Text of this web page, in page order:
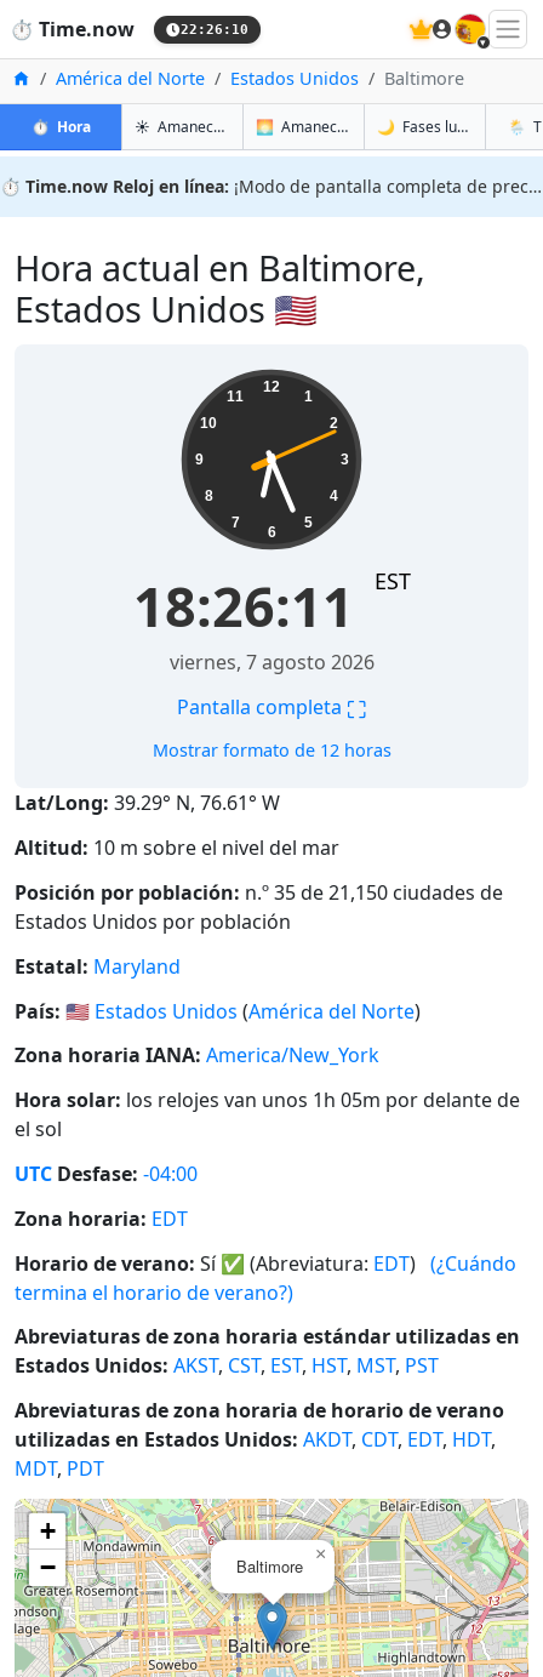
⏱️ Time.now 22:26:11 🇪🇸
InicioAmérica del Norte Estados Unidos Baltimore
⏱️ Horaen Baltimore
☀️ Amanecer y atardecer en Baltimore
🌅 Amanecer y atardecer mañana en
🌙 Fases lunares en
🌦️
⏱️ Time.now Reloj en línea: ¡Modo de pantalla completa de precisión!
Hora actual en Baltimore,
Estados Unidos 🇺🇸
12
1
2
3
4
5
6
7
8
9
10
11
18:26:12 EST
viernes, 7 agosto 2026
Pantalla completa ⛶
Mostrar formato de 12 horas
Lat/Long: 39.29° N, 76.61° W
Altitud: 10 m sobre el nivel del mar
Posición por población: n.º 35 de 21,150 ciudades de
Estados Unidos por población
Estatal: Maryland
País: 🇺🇸 Estados Unidos (América del Norte)
Zona horaria IANA: America/New_York
Hora solar: los relojes van unos 1h 05m por delante de
el sol
UTC Desfase: -04:00
Zona horaria: EDT
Horario de verano: Sí✅ (Abreviatura: EDT) (¿Cuándo
termina el horario de verano?)
Abreviaturas de zona horaria estándar utilizadas en
Estados Unidos: AKST, CST, EST, HST, MST, PST
Abreviaturas de zona horaria de horario de verano
utilizadas en Estados Unidos: AKDT, CDT, EDT, HDT,
MDT, PDT
Baltimore
×
+
−